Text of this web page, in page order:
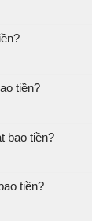
tiền?
bao tiền?
tiền?